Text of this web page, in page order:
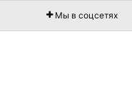
Мы в соцсетях